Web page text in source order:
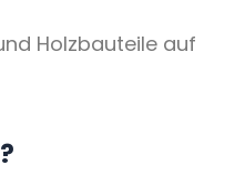
Holzbauteile auf